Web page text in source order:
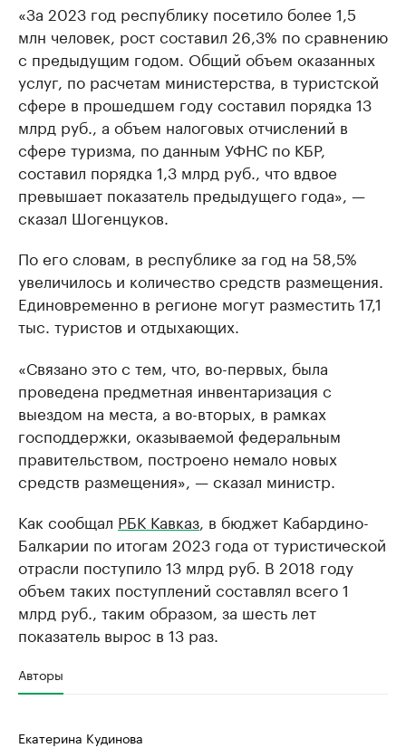
«За 2023 год республику посетило более 1,5
млн человек, рост составил 26,3% по сравнению
с предыдущим годом. Общий объем оказанных
услуг, по расчетам министерства, в туристской
сфере в прошедшем году составил порядка 13
млрд руб., а объем налоговых отчислений в
сфере туризма, по данным УФНС по КБР,
составил порядка 1,3 млрд руб., что вдвое
превышает показатель предыдущего года», —
сказал Шогенцуков.
По его словам, в республике за год на 58,5%
увеличилось и количество средств размещения.
Единовременно в регионе могут разместить 17,1
тыс. туристов и отдыхающих.
«Связано это с тем, что, во-первых, была
проведена предметная инвентаризация с
выездом на места, а во-вторых, в рамках
господдержки, оказываемой федеральным
правительством, построено немало новых
средств размещения», — сказал министр.
Как сообщал РБК Кавказ , в бюджет Кабардино-
Балкарии по итогам 2023 года от туристической
отрасли поступило 13 млрд руб. В 2018 году
объем таких поступлений составлял всего 1
млрд руб., таким образом, за шесть лет
показатель вырос в 13 раз.
Авторы
Екатерина Кудинова